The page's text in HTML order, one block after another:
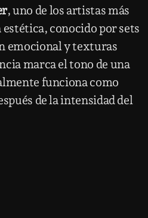
, uno de los artistas más
conocido por sets
emocional y texturas
marca el tono de una
funciona como
de la intensidad del